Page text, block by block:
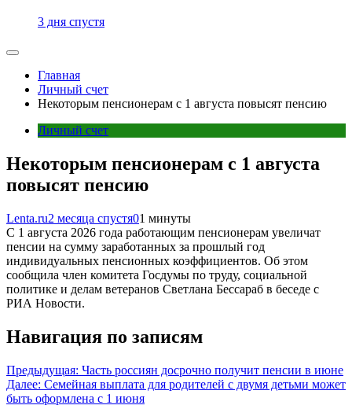
3 дня спустя
Главная
Личный счет
Некоторым пенсионерам с 1 августа повысят пенсию
Личный счет
Некоторым пенсионерам с 1 августа
повысят пенсию
Lenta.ru2 месяца спустя01 минуты
С 1 августа 2026 года работающим пенсионерам увеличат
пенсии на сумму заработанных за прошлый год
индивидуальных пенсионных коэффициентов. Об этом
сообщила член комитета Госдумы по труду, социальной
политике и делам ветеранов Светлана Бессараб в беседе с
РИА Новости.
Навигация по записям
Предыдущая: Часть россиян досрочно получит пенсии в июне
Далее: Семейная выплата для родителей с двумя детьми может
быть оформлена с 1 июня